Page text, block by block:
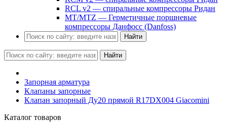
RCL v2 — спиральные компрессоры Ридан
MT/MTZ — Герметичные поршневые
компрессоры Данфосс (Danfoss)
Найти
Найти
Запорная арматура
Клапаны запорные
Клапан запорный Ду20 прямой R17DX004 Giacomini
Каталог товаров